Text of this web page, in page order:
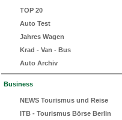
TOP 20
Auto Test
Jahres Wagen
Krad - Van - Bus
Auto Archiv
Business
NEWS Tourismus und Reise
ITB - Tourismus Börse Berlin